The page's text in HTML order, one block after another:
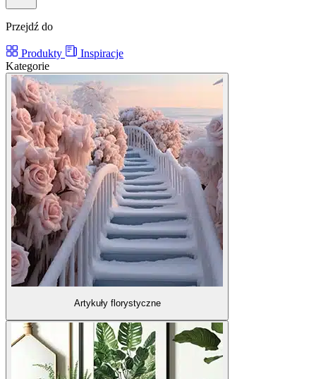
Przejdź do
Produkty
Inspiracje
Kategorie
Artykuły florystyczne